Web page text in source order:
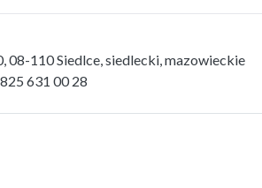
08-110 Siedlce, siedlecki, mazowieckie
631 00 28